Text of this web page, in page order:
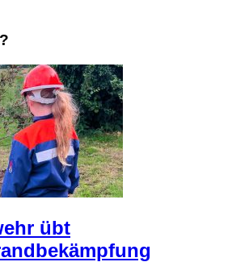
übt